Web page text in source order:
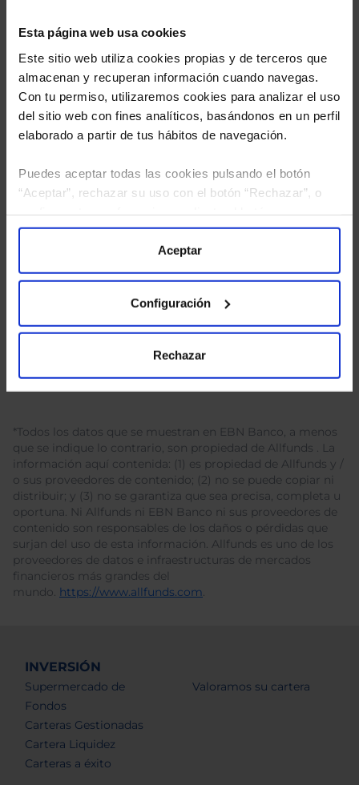
Esta página web usa cookies
Este sitio web utiliza cookies propias y de terceros que
almacenan y recuperan información cuando navegas.
Con tu permiso, utilizaremos cookies para analizar el uso
del sitio web con fines analíticos, basándonos en un perfil
elaborado a partir de tus hábitos de navegación.
Puedes aceptar todas las cookies pulsando el botón
“Aceptar”, rechazar su uso con el botón “Rechazar”, o
“Configuración”. Consulta nuestraPolítica
para más información.
Aceptar
Configuración
Rechazar
tratamiento de mis datos personales.
*Todos los datos que se muestran en EBN Banco, a menos
que se indique lo contrario, son propiedad de Allfunds . La
información aquí contenida: (1) es propiedad de Allfunds y /
o sus proveedores de contenido; (2) no se puede copiar ni
distribuir; y (3) no se garantiza que sea precisa, completa u
oportuna. Ni Allfunds ni EBN Banco ni sus proveedores de
contenido son responsables de los daños o pérdidas que
surjan del uso de esta información. Allfunds es uno de los
proveedores de datos e infraestructuras de mercados
financieros más grandes del
mundo. https://www.allfunds.com.
INVERSIÓN
Supermercado de
Fondos
Carteras Gestionadas
Cartera Liquidez
Carteras a éxito
Valoramos su cartera